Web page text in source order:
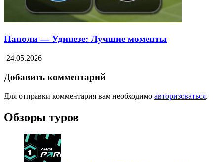
Наполи — Удинезе: Лучшие моменты
24.05.2026
Добавить комментарий
Для отправки комментария вам необходимо авторизоваться.
Обзоры туров